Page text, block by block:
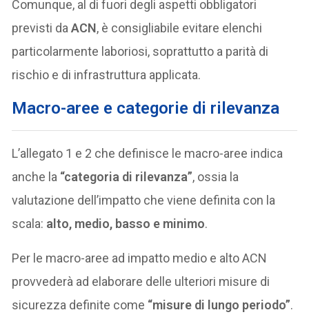
Comunque, al di fuori degli aspetti obbligatori
previsti daACN, è consigliabile evitare elenchi
particolarmente laboriosi, soprattutto a parità di
rischio e di infrastruttura applicata.
Macro-aree e categorie di rilevanza
L’allegato 1 e 2 che definisce le macro-aree indica
anche la “categoria di rilevanza”, ossia la
valutazione dell’impatto che viene definita con la
scala: alto, medio, basso e minimo.
Per le macro-aree ad impatto medio e alto ACN
provvederà ad elaborare delle ulteriori misure di
sicurezza definite come “misure di lungo periodo”.